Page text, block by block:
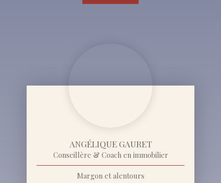
ANGÉLIQUE GAURET
Conseillère & Coach en immobilier
Margon et alentours